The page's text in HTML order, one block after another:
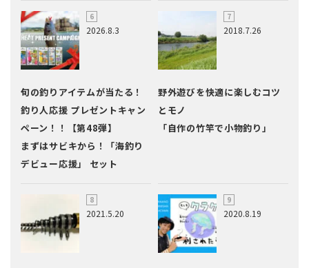
2026.8.3
旬の釣りアイテムが当たる！
釣り人応援 プレゼントキャン
ペーン！！【第48弾】
まずはサビキから！「海釣り
デビュー応援」 セット
2018.7.26
野外遊びを快適に楽しむコツ
とモノ
「自作の竹竿で小物釣り」
2021.5.20 2020.8.19